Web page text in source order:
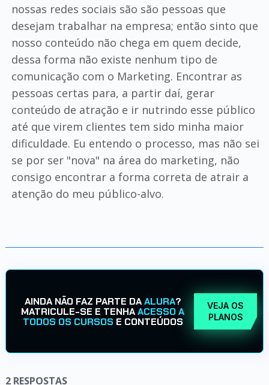
nossas redes sociais são são pessoas que
desejam trabalhar na empresa; então sinto que
nosso conteúdo não chega em quem decide,
dessa forma não existe nenhum tipo de
comunicação com o Marketing. Encontrar as
pessoas certas para, a partir daí, gerar
conteúdo de atração e ir nutrindo esse público
até que virem clientes tem sido minha maior
dificuldade. Eu entendo o processo, mas não sei
se por ser "nova" na área do marketing, não
consigo encontrar a forma correta de atrair a
atenção do meu público-alvo.
AINDA NÃO FAZ PARTE DAALURA?
MATRICULE-SE E TENHAACESSO A
TODOS OS CURSOS E CONTEÚDOS
VEJA OS
PLANOS
2 RESPOSTAS